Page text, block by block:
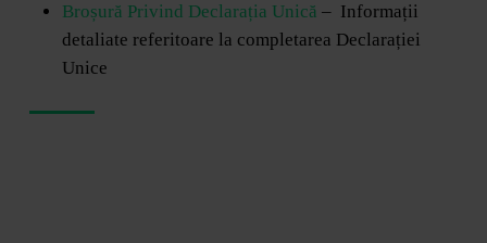
Broșură Privind Declarația Unică – Informații
detaliate referitoare la completarea Declarației
Unice